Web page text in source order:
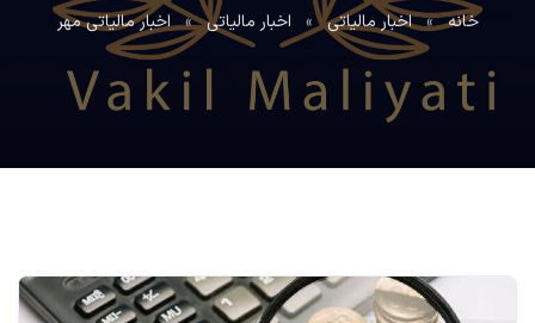
خانه » اخبار مالیاتی » اخبار مالیاتی » اخبار مالیاتی مهر